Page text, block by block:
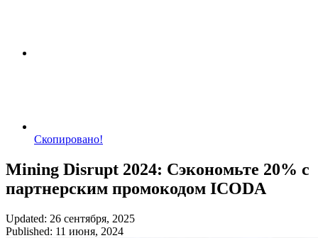
Скопировано!
Mining Disrupt 2024: Сэкономьте 20% с
партнерским промокодом ICODA
Updated: 26 сентября, 2025
Published: 11 июня, 2024